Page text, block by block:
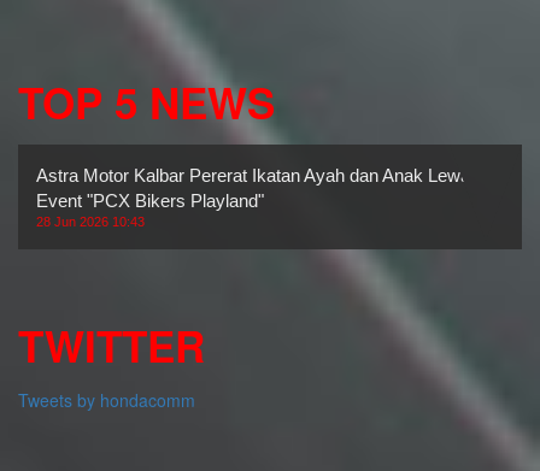
TOP 5 NEWS
Astra Motor Kalbar Pererat Ikatan Ayah dan Anak Lewat
Event "PCX Bikers Playland"
28 Jun 2026 10:43
TWITTER
Tweets by hondacomm